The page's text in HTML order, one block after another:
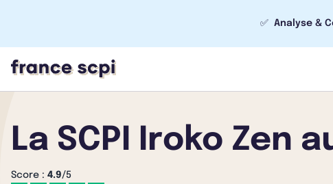
✅ Analyse &
La SCPI Iroko Zen
Score : 4.9/5